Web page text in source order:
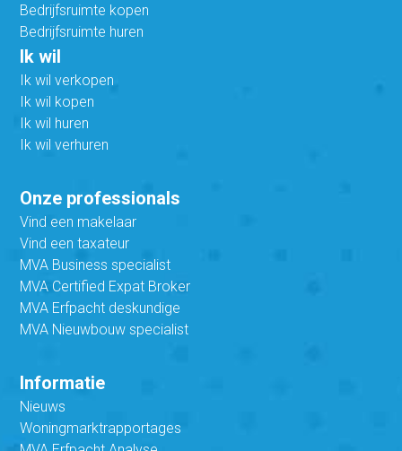
Bedrijfsruimte kopen
Bedrijfsruimte huren
Ik wil
Ik wil verkopen
Ik wil kopen
Ik wil huren
Ik wil verhuren
Onze professionals
Vind een makelaar
Vind een taxateur
MVA Business specialist
MVA Certified Expat Broker
MVA Erfpacht deskundige
MVA Nieuwbouw specialist
Informatie
Nieuws
Woningmarktrapportages